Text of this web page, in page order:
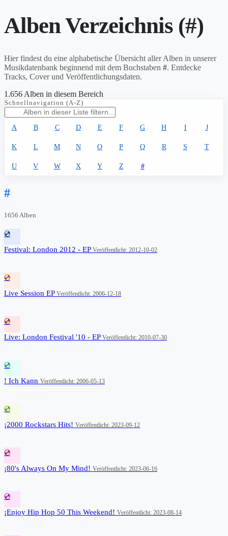
Alben Verzeichnis (#)
Hier findest du eine alphabetische Übersicht aller Alben in unserer
Musikdatenbank beginnend mit dem Buchstaben #. Entdecke
Tracks, Cover und Veröffentlichungsdaten.
1.656 Alben in diesem Bereich
Schnellnavigation (A-Z)
A B C D E F G H I J
K L M N O P Q R S T
U V W X Y Z #
#
1656 Alben
💿
Festival: London 2012 - EP Veröffentlicht: 2012-10-02
💿
Live Session EP Veröffentlicht: 2006-12-18
💿
Live: London Festival '10 - EP Veröffentlicht: 2010-07-30
💿
! Ich Kann Veröffentlicht: 2006-05-13
💿
¡2000 Rockstars Hits! Veröffentlicht: 2023-09-12
💿
¡80's Always On My Mind! Veröffentlicht: 2023-06-16
💿
¡Enjoy Hip Hop 50 This Weekend! Veröffentlicht: 2023-08-14